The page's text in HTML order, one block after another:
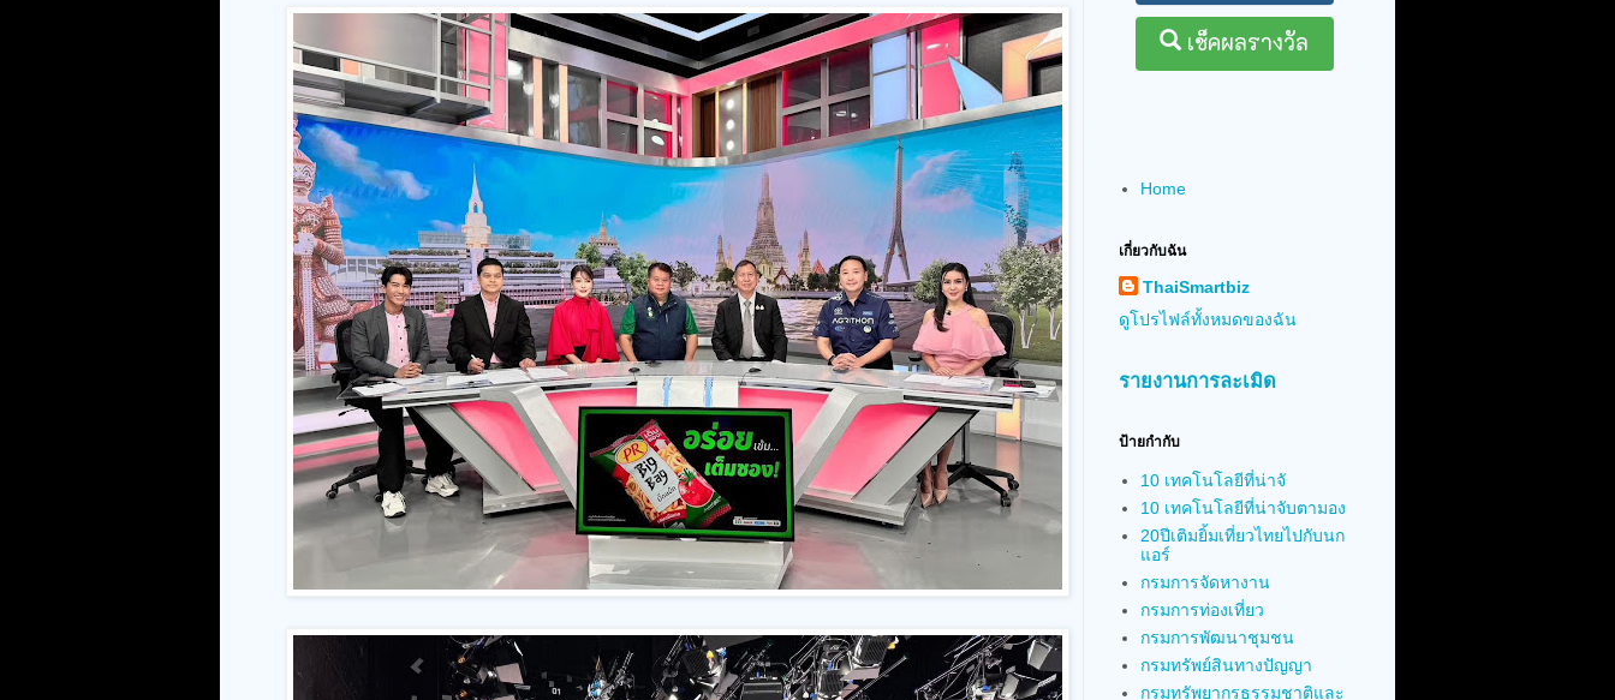
Home
เกี่ยวกับฉัน
ThaiSmartbiz
ดูโปรไฟล์ทั้งหมดของฉัน
รายงานการละเมิด
ป้ายกำกับ
10 เทคโนโลยีที่น่าจั
10 เทคโนโลยีที่น่าจับตามอง
20ปีเติมยิ้มเที่ยวไทยไปกับนก
แอร์
กรมการจัดหางาน
กรมการท่องเที่ยว
กรมการพัฒนาชุมชน
กรมทรัพย์สินทางปัญญา
กรมทรัพยากรธรรมชาติและ